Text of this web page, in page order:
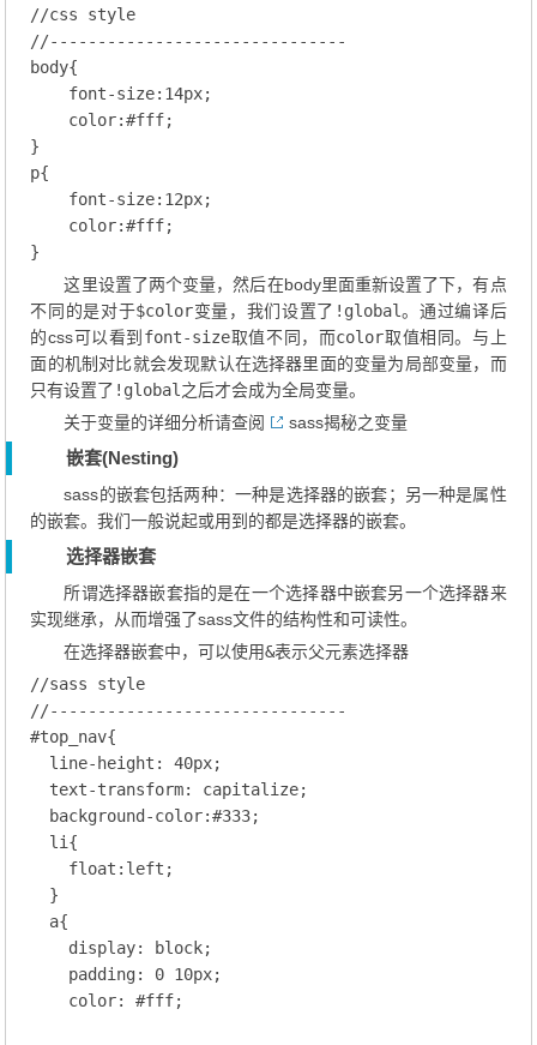
//css style
//-------------------------------
body{
font-size: 14px;
color:#fff;
p{
font-size: 12px;
color:#fff;
这里设置了两个变量，然后在body里面重新设置了下，有点
不同的是对于$color变量，我们设置了 !global。通过编译后
的css可以看到font-size取值不同，而color取值相同。与上
面的机制对比就会发现默认在选择器里面的变量为局部变量，而
只有设置了 !global 之后才会成为全局变量。
关于变量的详细分析请查阅
sass揭秘之变量
嵌套(Nesting)
sass的嵌套包括两种：一种是选择器的嵌套；另一种是属性
的嵌套。我们一般说起或用到的都是选择器的嵌套。
选择器嵌套
所谓选择器嵌套指的是在一个选择器中嵌套另一个选择器来
实现继承，从而增强了sass文件的结构性和可读性。
在选择器嵌套中，可以使用&表示父元素选择器
//sass style
//-------------------------------
#top_nav{
line-height : 40px;
text-transform: capitalize;
background-color:#333;
li {
float :left ;
  }
a{
display: block;
padding: 0 10px;
color: #fff;